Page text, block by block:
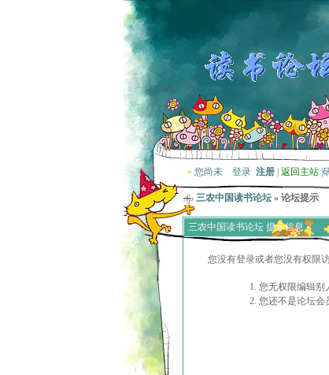
» 您尚未 登录 注册 返回主站
三农中国读书论坛 » 论坛提示
三农中国读书论坛 提示信息
您没有登录或者您没有权限
您无权限编辑别
您还不是论坛会